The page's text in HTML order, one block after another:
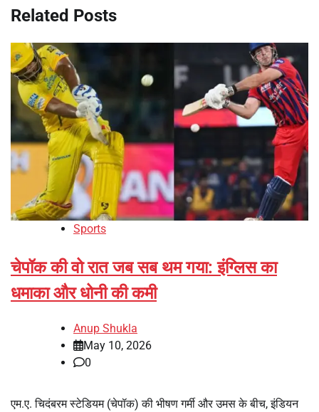
Related Posts
Sports
चेपॉक की वो रात जब सब थम गया: इंग्लिस का
धमाका और धोनी की कमी
Anup Shukla
May 10, 2026
0
एम.ए. चिदंबरम स्टेडियम (चेपॉक) की भीषण गर्मी और उमस के बीच, इंडियन